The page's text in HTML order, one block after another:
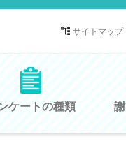
サイトマップ
ケートの種類